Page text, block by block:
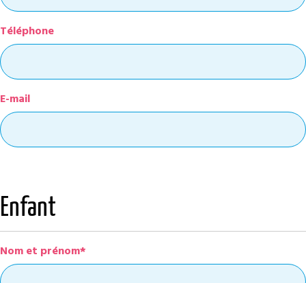
Téléphone
E-mail
Enfant
Nom et prénom*